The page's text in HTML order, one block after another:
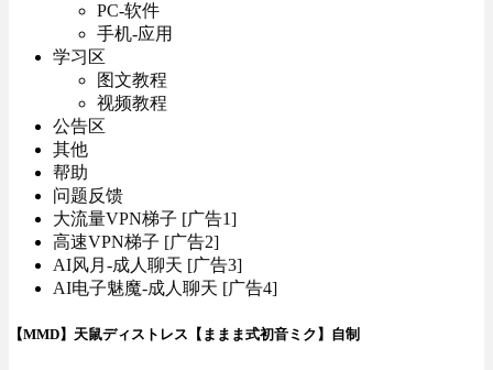
PC-软件
手机-应用
学习区
图文教程
视频教程
公告区
其他
帮助
问题反馈
大流量VPN梯子 [广告1]
高速VPN梯子 [广告2]
AI风月-成人聊天 [广告3]
AI电子魅魔-成人聊天 [广告4]
【MMD】天鼠ディストレス【ままま式初音ミク】自制